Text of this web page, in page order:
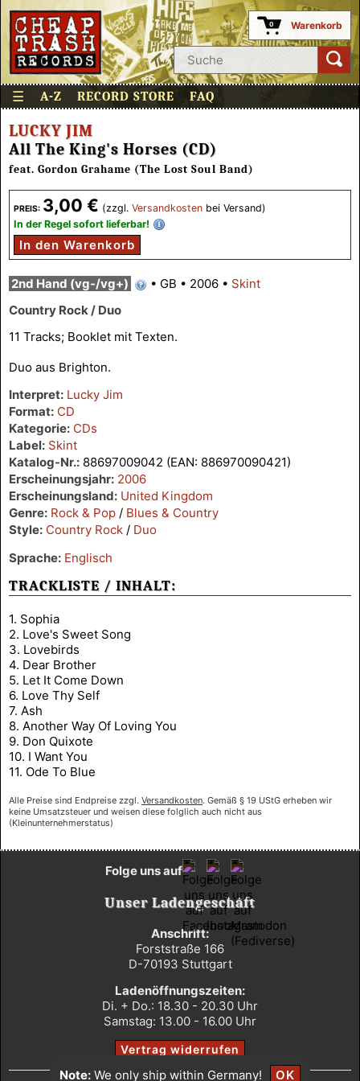
0 Warenkorb
☰ A-Z RECORD STORE FAQ
PREIS: 3,00 € (zzgl. Versandkosten bei Versand)
In der Regel sofort lieferbar!
In den Warenkorb
LUCKY JIM
All The King's Horses (CD)
feat. Gordon Grahame (The Lost Soul Band)
2nd Hand (vg-/vg+) • GB • 2006 • Skint
Country Rock / Duo
11 Tracks; Booklet mit Texten.
Duo aus Brighton.
Interpret: Lucky Jim
Format: CD
Kategorie: CDs
Label: Skint
Katalog-Nr.: 88697009042 (EAN: 886970090421)
Erscheinungsjahr: 2006
Erscheinungsland: United Kingdom
Genre: Rock & Pop / Blues & Country
Style: Country Rock / Duo
Sprache: Englisch
TRACKLISTE / INHALT:
1. Sophia
2. Love's Sweet Song
3. Lovebirds
4. Dear Brother
5. Let It Come Down
6. Love Thy Self
7. Ash
8. Another Way Of Loving You
9. Don Quixote
10. I Want You
11. Ode To Blue
Alle Preise sind Endpreise zzgl. Versandkosten. Gemäß § 19 UStG erheben wir
keine Umsatzsteuer und weisen diese folglich auch nicht aus
(Kleinunternehmerstatus)
Unser Ladengeschäft
Anschrift:
Forststraße 166
D-70193 Stuttgart
Ladenöffnungszeiten:
Di. + Do.: 18.30 - 20.30 Uhr
Samstag: 13.00 - 16.00 Uhr
Vertrag widerrufen
Folge uns auf
Note: We only ship within Germany! OK